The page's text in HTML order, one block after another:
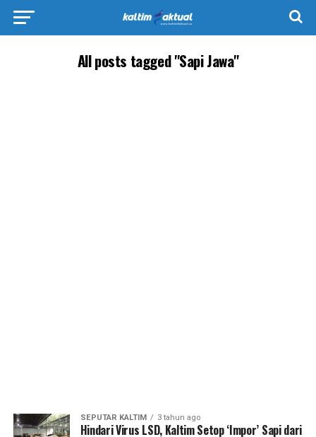
All posts tagged "Sapi Jawa"
SEPUTAR KALTIM 3 tahun ago
Hindari Virus LSD, Kaltim Setop ‘Impor’ Sapi dari